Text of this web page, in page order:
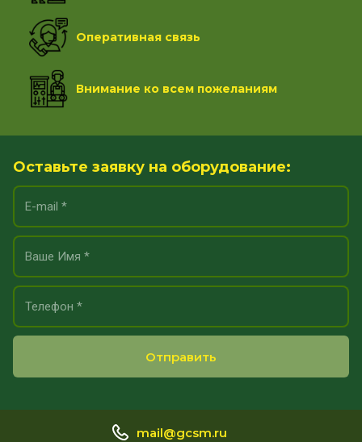
Оперативная связь
Внимание ко всем пожеланиям
Оставьте заявку на оборудование:
Отправить
mail@gcsm.ru